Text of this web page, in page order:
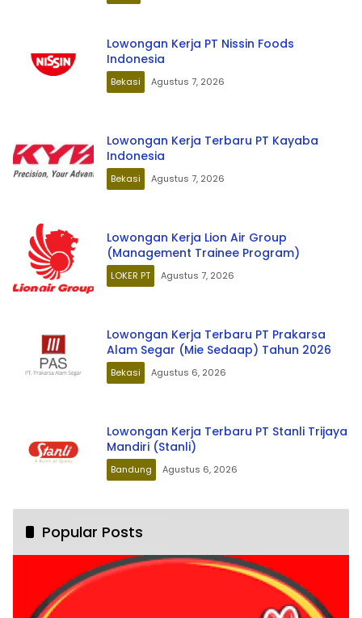
Lowongan Kerja PT Nissin Foods
Indonesia
Bekasi Agustus 7, 2026
Lowongan Kerja Terbaru PT Kayaba
Indonesia
Bekasi Agustus 7, 2026
Lowongan Kerja Lion Air Group
(Management Trainee Program)
LOKER PT Agustus 7, 2026
Lowongan Kerja Terbaru PT Prakarsa
Alam Segar (Mie Sedaap) Tahun 2026
Bekasi Agustus 6, 2026
Lowongan Kerja Terbaru PT Stanli Trijaya
Mandiri (Stanli)
Bandung Agustus 6, 2026
Popular Posts